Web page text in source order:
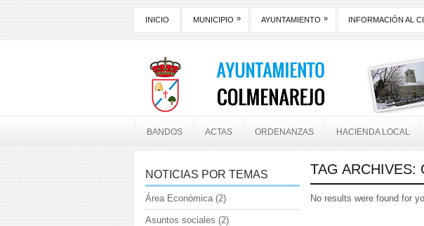
INICIO MUNICIPIO » AYUNTAMIENTO » INFORMACIÓN AL
BANDOS ACTAS ORDENANZAS HACIENDA LOCAL
TAG ARCHIVES:
No results were found for
NOTICIAS POR TEMAS
Área Económica(2)
Asuntos sociales (2)